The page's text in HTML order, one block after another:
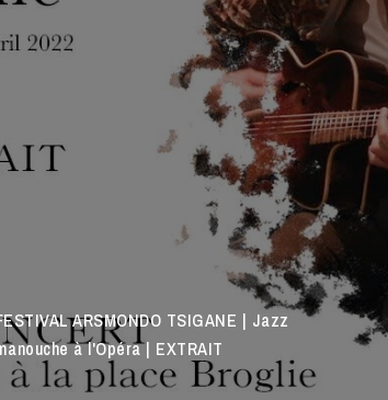
ARSMONDO TSIGANE | Jazz
à l'Opéra | EXTRAIT